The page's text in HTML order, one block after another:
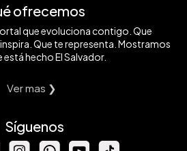
ofrecemos
que evoluciona contigo. Que
Que te representa. Mostramos
está hecho El Salvador.
Ver mas ❯
Síguenos